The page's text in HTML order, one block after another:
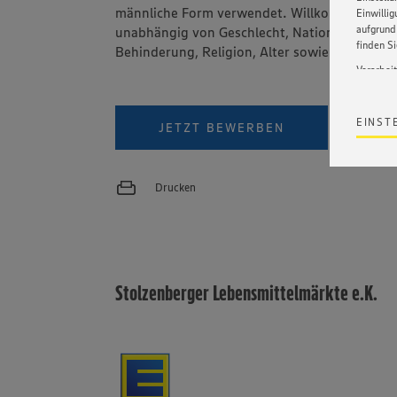
finden
Wir
ohne
Satz 1
männliche Form verwendet. Willkommen
unabhängig von Geschlecht, Nationalität,
Behinderung, Religion, Alter sowie
JETZT BEWERBEN
Drucken
Stolzenberger Lebensmittelmärkte e.K.